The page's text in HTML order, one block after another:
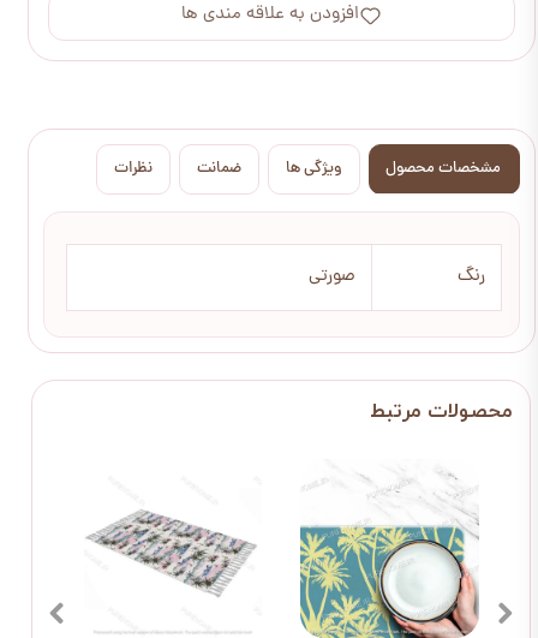
افزودن به علاقه مندی ها
مشخصات محصول ویژگی ها ضمانت نظرات
رنگ صورتی